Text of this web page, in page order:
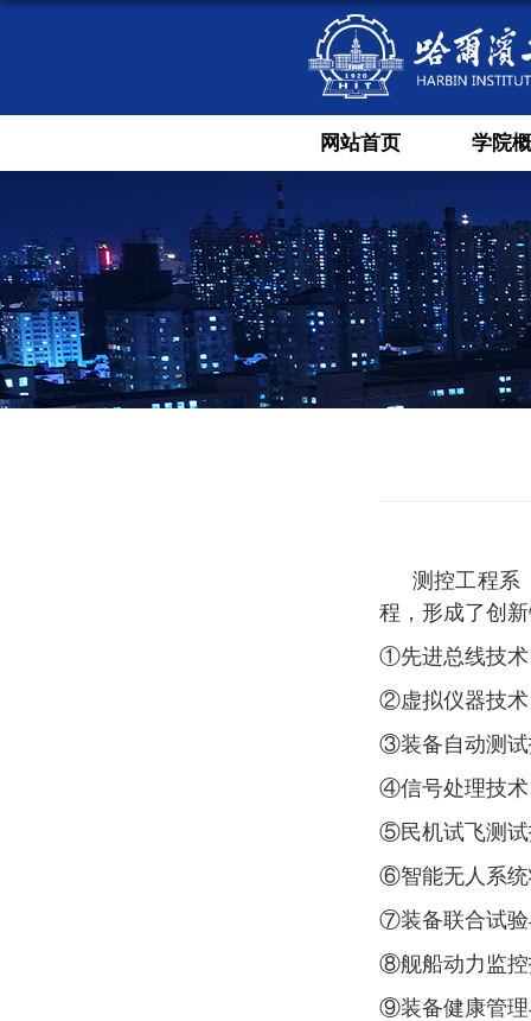
网站首页 学院
测控工程系
程 ，形成了创
①先进总线技术
②虚拟仪器技术
③装备自动测
④信号处理技术
⑤民机试飞测
⑥智能无人系
⑦装备联合试
⑧舰船动力监
⑨装备健康管